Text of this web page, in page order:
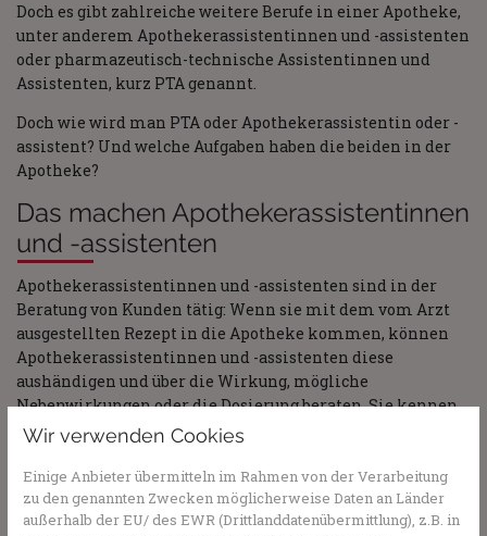
Doch es gibt zahlreiche weitere Berufe in einer Apotheke,
unter anderem Apothekerassistentinnen und -assistenten
oder pharmazeutisch-technische Assistentinnen und
Assistenten, kurz PTA genannt.
Doch wie wird man PTA oder Apothekerassistentin oder -
assistent? Und welche Aufgaben haben die beiden in der
Apotheke?
Das machen Apothekerassistentinnen
und -assistenten
Apothekerassistentinnen und -assistenten sind in der
Beratung von Kunden tätig: Wenn sie mit dem vom Arzt
ausgestellten Rezept in die Apotheke kommen, können
Apothekerassistentinnen und -assistenten diese
aushändigen und über die Wirkung, mögliche
Nebenwirkungen oder die Dosierung beraten. Sie kennen
sich mit den frei verkäuflichen Waren, die es in
hilfreich zur Seite stehen. Sie stellen Salben und Tees
selbst her, messen bei Bedarf den Blutdruck oder
kümmern sich um eine Blutanalyse.
Wir verwenden Cookies
Einige Anbieter übermitteln im Rahmen von der Verarbeitung
zu den genannten Zwecken möglicherweise Daten an Länder
außerhalb der EU/ des EWR (Drittlanddatenübermittlung), z.B. in